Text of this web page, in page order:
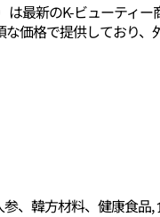
は最新のK-ビューティ
価格で提供しており、
、韓方材料、健康食品,